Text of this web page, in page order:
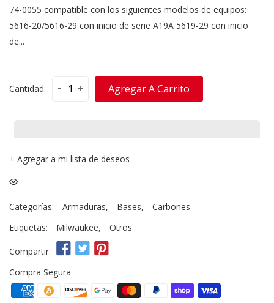
74-0055 compatible con los siguientes modelos de equipos:
5616-20/5616-29 con inicio de serie A19A 5619-29 con inicio
de...
Cantidad: - + Agregar A Carrito
+ Agregar a mi lista de deseos
Categorías: Armaduras, Bases,
Carbones
Etiquetas:
Milwaukee, Otros
Compartir:
Compra Segura